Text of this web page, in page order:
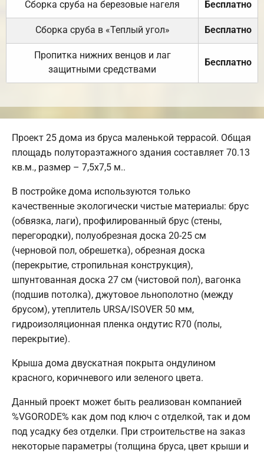
Сборка сруба на березовые нагеля Бесплатно
Сборка сруба в «Теплый угол» Бесплатно
Пропитка нижних венцов и лаг
защитными средствами
Бесплатно
Проект 25 дома из бруса маленькой террасой. Общая
площадь полутораэтажного здания составляет 70.13
кв.м., размер – 7,5х7,5 м..
В постройке дома используются только
качественные экологически чистые материалы: брус
(обвязка, лаги), профилированный брус (стены,
перегородки), полуобрезная доска 20-25 см
(черновой пол, обрешетка), обрезная доска
(перекрытие, стропильная конструкция),
шпунтованная доска 27 см (чистовой пол), вагонка
(подшив потолка), джутовое льнополотно (между
брусом), утеплитель URSA/ISOVER 50 мм,
гидроизоляционная пленка ондутис R70 (полы,
перекрытие).
Крыша дома двускатная покрыта ондулином
красного, коричневого или зеленого цвета.
Данный проект может быть реализован компанией
%VGORODE% как дом под ключ с отделкой, так и дом
под усадку без отделки. При строительстве на заказ
некоторые параметры (толщина бруса, цвет крыши и